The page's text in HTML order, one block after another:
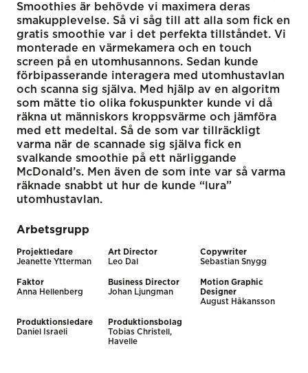
Smoothies är behövde vi maximera deras
smakupplevelse. Så vi såg till att alla som fick en
gratis smoothie var i det perfekta tillståndet. Vi
monterade en värmekamera och en touch
screen på en utomhusannons. Sedan kunde
förbipasserande interagera med utomhustavlan
och scanna sig själva. Med hjälp av en algoritm
som mätte tio olika fokuspunkter kunde vi då
räkna ut människors kroppsvärme och jämföra
med ett medeltal. Så de som var tillräckligt
varma när de scannade sig själva fick en
svalkande smoothie på ett närliggande
McDonald’s. Men även de som inte var så varma
räknade snabbt ut hur de kunde “lura”
utomhustavlan.
Arbetsgrupp
Projektledare
Jeanette Ytterman
Art Director
Leo Dal
Copywriter
Sebastian Snygg
Faktor
Anna Hellenberg
Business Director
Johan Ljungman
Motion Graphic
Designer
August Håkansson
Produktionsledare
Daniel Israeli
Produktionsbolag
Tobias Christell,
Havelle